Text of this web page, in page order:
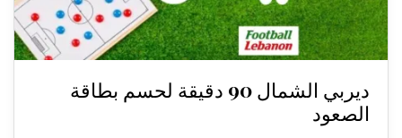
ديربي الشمال 90 دقيقة لحسم بطاقة
الصعود